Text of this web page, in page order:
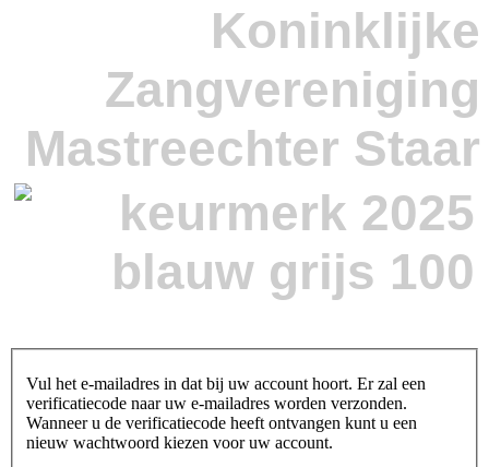
Koninklijke
Zangvereniging
Mastreechter Staar
Vul het e-mailadres in dat bij uw account hoort. Er zal een
verificatiecode naar uw e-mailadres worden verzonden.
Wanneer u de verificatiecode heeft ontvangen kunt u een
nieuw wachtwoord kiezen voor uw account.